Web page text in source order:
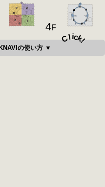
4F
Cl ick
!
の使い方 ▼